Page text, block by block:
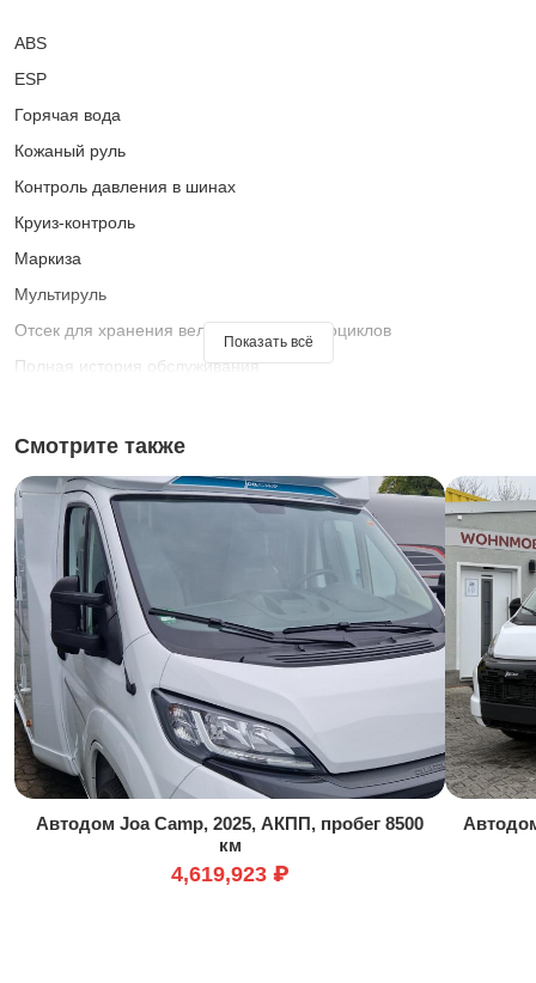
ABS
ESP
Горячая вода
Кожаный руль
Контроль давления в шинах
Круиз-контроль
Маркиза
Мультируль
Отсек для хранения велосипедов и мотоциклов
Полная история обслуживания
Тонированные стекла
Тюнер/радио
УНИТАЗ
Усилитель руля
Центральный замок
Показать всё
Смотрите также
Автодом Joa Camp, 2025, АКПП, пробег 8500
км
4,619,923 ₽